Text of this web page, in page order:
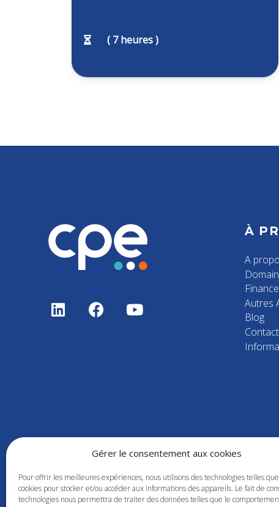
Gérer le consentement aux cookies
Pour offrir les meilleures expériences, nous utilisons des technologies telles
cookies pour stocker et/ou accéder aux informations des appareils. Le fait de
technologies nous permettra de traiter des données telles que le
( 7heures )
À
A
Autres
Blog
Contact